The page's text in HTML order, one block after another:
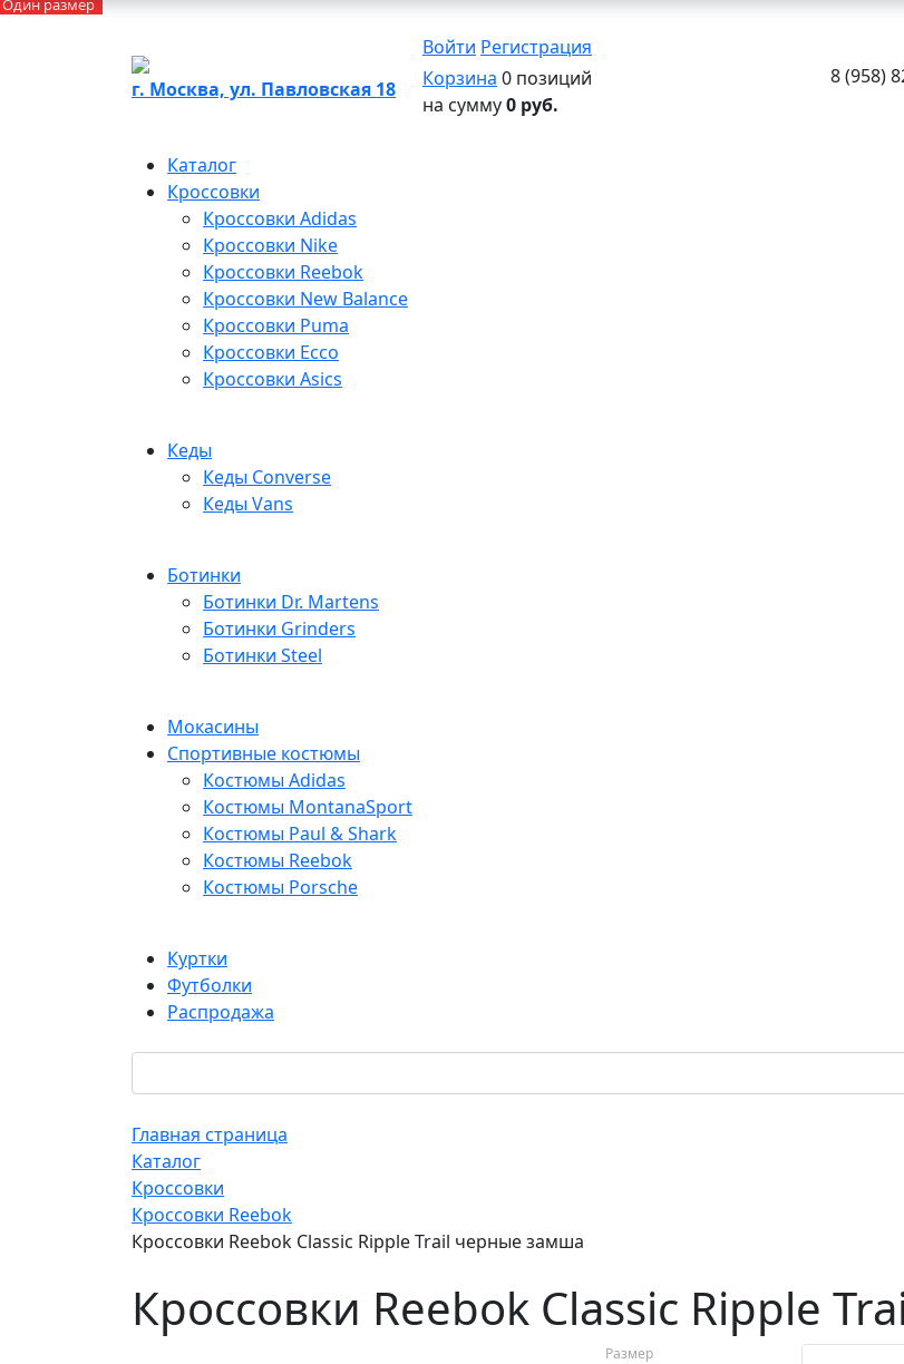
г. Москва, ул. Павловская 18
Войти Регистрация
Корзина 0 позиций
на сумму0 руб.
8 (958)
Каталог
Кроссовки
Кроссовки Adidas
Кроссовки Nike
Кроссовки Reebok
Кроссовки New Balance
Кроссовки Puma
Кроссовки Ecco
Кроссовки Asics
Кеды
Кеды Converse
Кеды Vans
Ботинки
Ботинки Dr. Martens
Ботинки Grinders
Ботинки Steel
Мокасины
Спортивные костюмы
Костюмы Adidas
Костюмы MontanaSport
Костюмы Paul & Shark
Костюмы Reebok
Костюмы Porsche
Куртки
Футболки
Распродажа
Главная страница
Каталог
Кроссовки
Кроссовки Reebok
Кроссовки Reebok Classic Ripple Trail черные замша
Кроссовки Reebok Classic Ripple
Размер
Разобрали
Дефицит
Один размер
Дефицит
Разобрали
Один размер